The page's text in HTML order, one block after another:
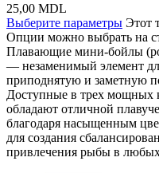
25,00 MDL
Выберите параметры Этот
Опции можно выбрать на
Плавающие мини-бойлы
— незаменимый элемент
приподнятую и заметную
Доступные в трех мощных
обладают отличной
благодаря насыщенным
для создания
привлечения рыбы в